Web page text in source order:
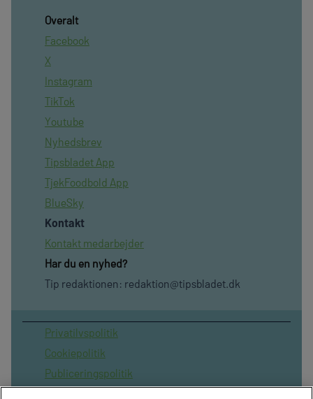
Overalt
Facebook
X
Instagram
TikTok
Youtube
Nyhedsbrev
Tipsbladet App
TjekFoodbold App
BlueSky
Kontakt
Kontakt medarbejder
Har du en nyhed?
Tip redaktionen: redaktion@tipsbladet.dk
Privatilvspolitik
Cookiepolitik
Publiceringspolitik